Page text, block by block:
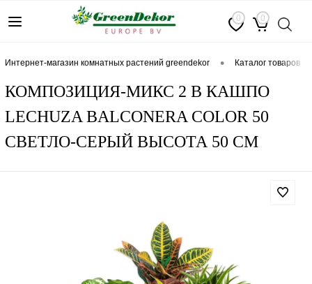
0 0
интернет-магазин комнатных растений greendekor • каталог товаров
КОМПОЗИЦИЯ-МИКС 2 В КАШПО
LECHUZA BALCONERA COLOR 50
СВЕТЛО-СЕРЫЙ ВЫСОТА 50 СМ